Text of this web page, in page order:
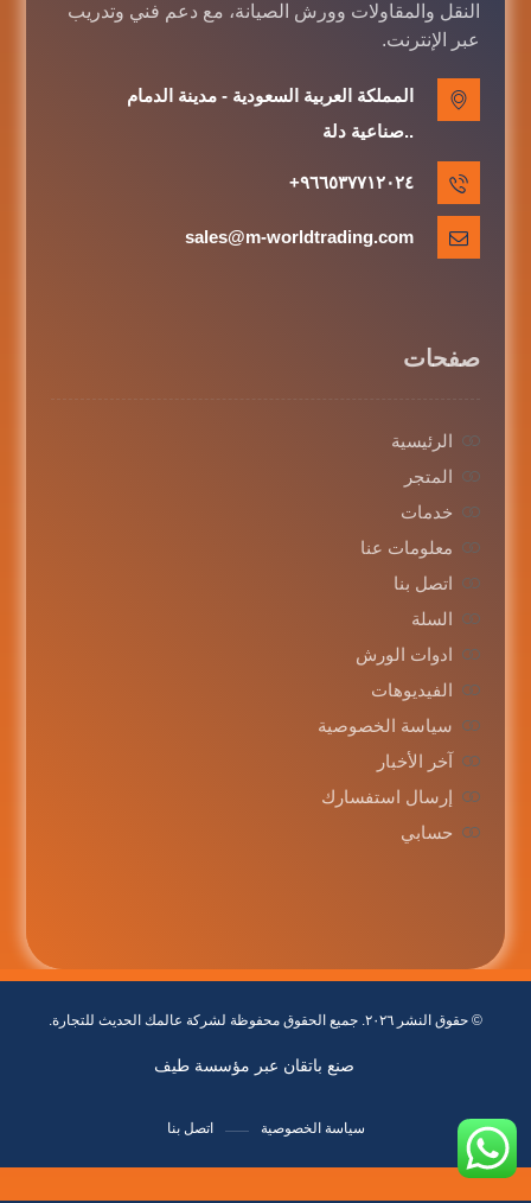
النقل والمقاولات وورش الصيانة، مع دعم فني وتدريب
عبر الإنترنت.
المملكة العربية السعودية - مدينة الدمام
..صناعية دلة
٩٦٦٥٣٧٧١٢٠٢٤+
sales@m-worldtrading.com
صفحات
الرئيسية
المتجر
خدمات
معلومات عنا
اتصل بنا
السلة
ادوات الورش
الفيديوهات
سياسة الخصوصية
آخر الأخبار
إرسال استفسارك
حسابي
© حقوق النشر ٢٠٢٦. جميع الحقوق محفوظة لشركة عالمك الحديث للتجارة.
صنع باتقان عبر مؤسسة طيف
سياسة الخصوصية اتصل بنا